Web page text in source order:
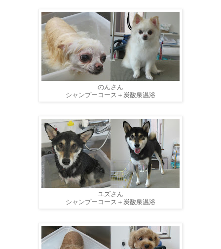
のんさん
シャンプーコース＋炭酸泉温浴
ユズさん
シャンプーコース＋炭酸泉温浴